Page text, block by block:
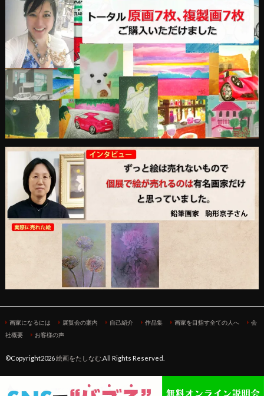
画家になるには 展覧会の案内 自己紹介 作品集 画家を目指す全ての人へ
会
社概要
お客様の声
©Copyright2026絵画をたしなむ.All Rights Reserved.